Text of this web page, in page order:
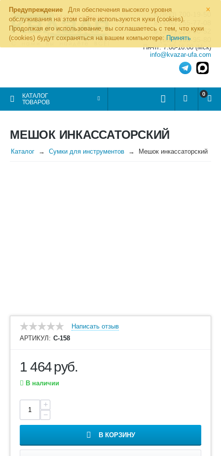
×
Предупреждение
Для обеспечения высокого уровня
обслуживания на этом сайте используются куки (cookies).
Продолжая его использование, вы соглашаетесь с тем, что куки
(cookies) будут сохраняться на вашем компьютере: Принять
8 (800) 700-19-50
8 (495) 255-77-08
8 (347) 225-00-52
8 (986) 963-95-80
Пн-пт: 7.00-16.00 (Мск)
info@kvazar-ufa.com
КАТАЛОГ
ТОВАРОВ
0
МЕШОК ИНКАССАТОРСКИЙ
Каталог Сумки для инструментов Мешок инкассаторский
Написать отзыв
АРТИКУЛ: С-158
1 464руб.
В наличии
+
−
В КОРЗИНУ